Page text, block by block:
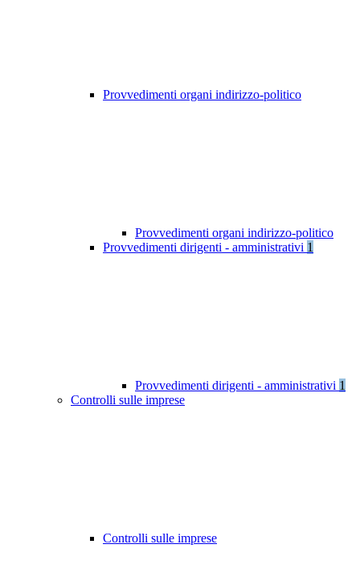
Provvedimenti organi indirizzo-politico
Provvedimenti organi indirizzo-politico
Provvedimenti dirigenti - amministrativi 1
Provvedimenti dirigenti - amministrativi 1
Controlli sulle imprese
Controlli sulle imprese